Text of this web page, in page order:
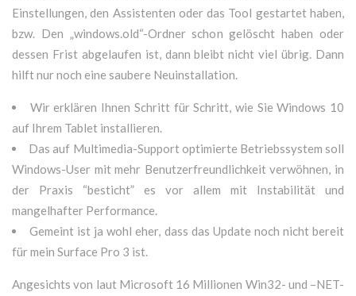
Einstellungen, den Assistenten oder das Tool gestartet haben,
bzw. Den „windows.old“-Ordner schon gelöscht haben oder
dessen Frist abgelaufen ist, dann bleibt nicht viel übrig. Dann
hilft nur noch eine saubere Neuinstallation.
Wir erklären Ihnen Schritt für Schritt, wie Sie Windows 10
auf Ihrem Tablet installieren.
Das auf Multimedia-Support optimierte Betriebssystem soll
Windows-User mit mehr Benutzerfreundlichkeit verwöhnen, in
der Praxis “besticht” es vor allem mit Instabilität und
mangelhafter Performance.
Gemeint ist ja wohl eher, dass das Update noch nicht bereit
für mein Surface Pro 3 ist.
Angesichts von laut Microsoft 16 Millionen Win32- und –NET-